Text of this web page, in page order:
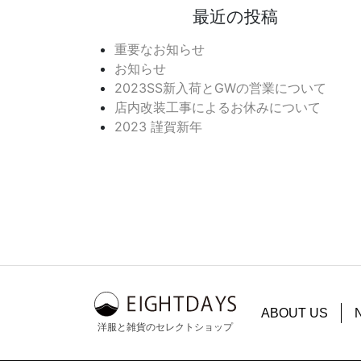
最近の投稿
重要なお知らせ
お知らせ
2023SS新入荷とGWの営業について
店内改装工事によるお休みについて
2023 謹賀新年
洋服と雑貨のセレクトショップ
ABOUT US